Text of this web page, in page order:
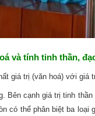
và tính tinh thần,
giá trị (văn hoá) vớigiá
Bên cạnhgiá trị tinh
có thể phân biệt ba loại